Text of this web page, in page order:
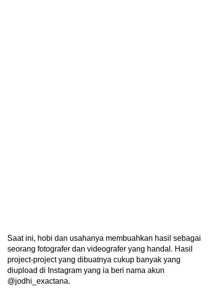
Saat ini, hobi dan usahanya membuahkan hasil sebagai
seorang fotografer dan videografer yang handal. Hasil
project-project yang dibuatnya cukup banyak yang
diupload di Instagram yang ia beri nama akun
@jodhi_exactana.